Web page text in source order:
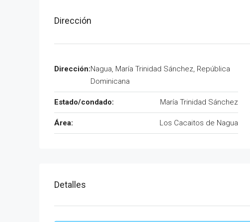
Dirección
Dirección:Nagua, María Trinidad Sánchez, República
Dominicana
Estado/condado: María Trinidad Sánchez
Área: Los Cacaitos de Nagua
Detalles